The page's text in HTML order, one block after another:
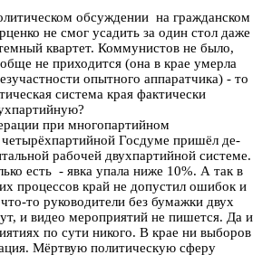
обсуждении на гражданском
не смог усадить за один стол даже
квартет. Коммунистов не было,
не приходится (она в крае умерла
опытного аппаратчика) - то
система края фактически
при многопартийном
четырёхпартийной Госдуме пришёл де-
рабочей двухпартийной системе.
есть - явка упала ниже 10%. А так в
процессов край не допустил ошибок и
то руководители без бумажки двух
и видео мероприятий не пишется. Да и
по сути никого. В крае ни выборов
Мёртвую политическую сферу